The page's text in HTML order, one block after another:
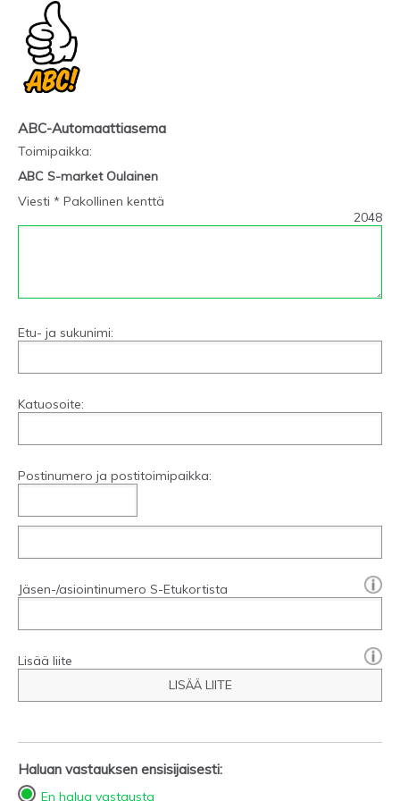
ABC-Automaattiasema
Toimipaikka:
ABC S-market Oulainen
Viesti * Pakollinen kenttä
2048
Etu- ja sukunimi:
Katuosoite:
Postinumero ja postitoimipaikka:
Jäsen-/asiointinumero S-Etukortista
Lisää liite
LISÄÄ LIITE
Haluan vastauksen ensisijaisesti:
En halua vastausta